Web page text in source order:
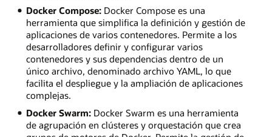
Docker Compose:Docker Compose es una
herramienta que simplifica la definición y gestión de
aplicaciones de varios contenedores. Permite a los
desarrolladores definir y configurar varios
contenedores y sus dependencias dentro de un
único archivo, denominado archivo YAML, lo que
facilita el despliegue y la ampliación de aplicaciones
complejas.
Docker Swarm:Docker Swarm es una herramienta
de agrupación en clústeres y orquestación que crea